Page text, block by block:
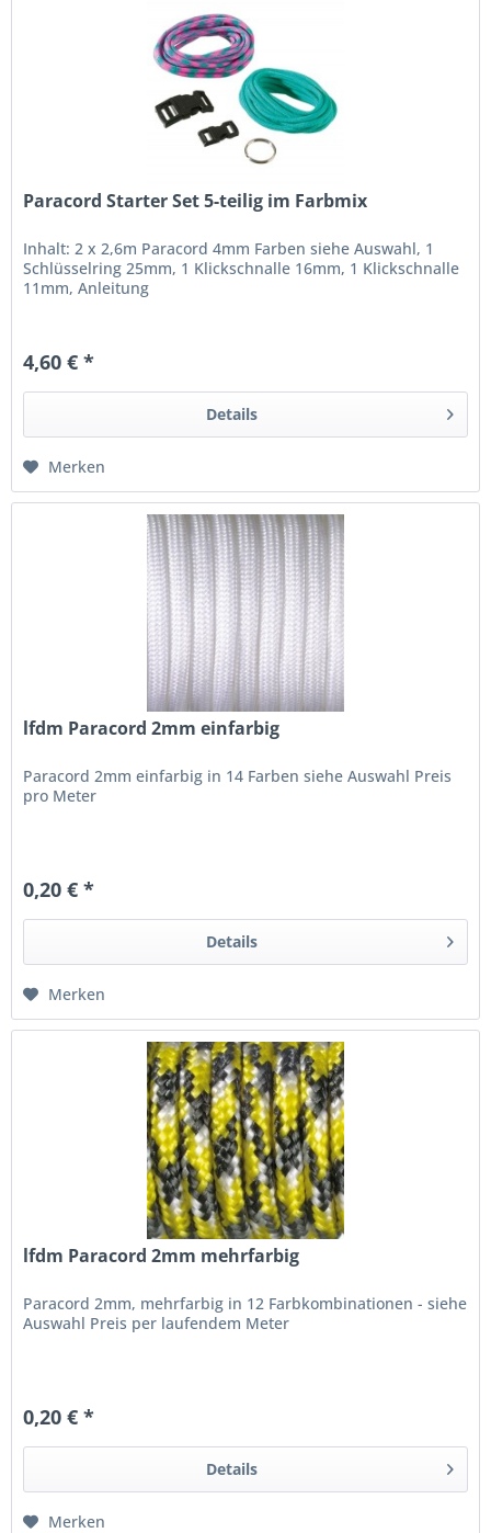
Paracord Starter Set 5-teilig im Farbmix
Inhalt: 2 x 2,6m Paracord 4mm Farben siehe Auswahl, 1
Schlüsselring 25mm, 1 Klickschnalle 16mm, 1 Klickschnalle
11mm, Anleitung
4,60 € *
Details
Merken
lfdm Paracord 2mm einfarbig
Paracord 2mm einfarbig in 14 Farben siehe Auswahl Preis
pro Meter
0,20 € *
Details
Merken
lfdm Paracord 2mm mehrfarbig
Paracord 2mm, mehrfarbig in 12 Farbkombinationen - siehe
Auswahl Preis per laufendem Meter
0,20 € *
Details
Merken